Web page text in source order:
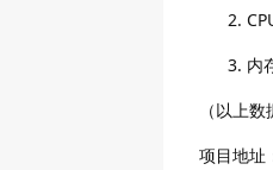
内
（以上
项目地址